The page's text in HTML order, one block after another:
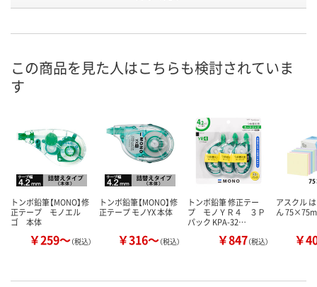
8月10日（月）
カゴへ カゴへ
この商品を見た人はこちらも検討されていま
す
トンボ鉛筆【MONO】修
正テープ モノエル
ゴ 本体
￥259～（税込）
トンボ鉛筆【MONO】修
正テープ モノYX 本体
￥316～（税込）
トンボ鉛筆 修正テー
プ モノＹＲ４ ３Ｐ
パック KPA-32…
￥847（税込）
アスクル
ん
￥